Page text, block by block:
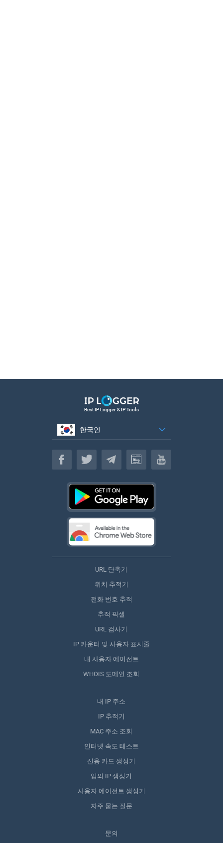
Best IP Logger & IP Tools
한국인
한국인
URL 단축기
위치 추적기
전화 번호 추적
추적 픽셀
URL 검사기
IP 카운터 및 사용자 표시줄
내 사용자 에이전트
WHOIS 도메인 조회
내 IP 주소
IP 추적기
MAC 주소 조회
인터넷 속도 테스트
신용 카드 생성기
임의 IP 생성기
사용자 에이전트 생성기
자주 묻는 질문
문의